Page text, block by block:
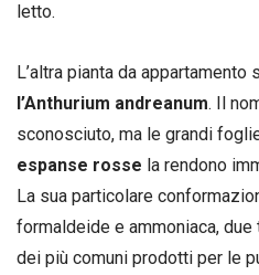
letto.
L’altra pianta da
l’Anthurium andreanum. Il
sconosciuto, ma le grandi
espanse rosse la rendono
La sua particolare
formaldeide e ammoniaca,
dei più comuni prodotti per le